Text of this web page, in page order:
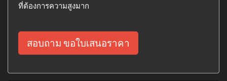
ที่ต้องการความสูงมาก
สอบถาม ขอใบเสนอราคา